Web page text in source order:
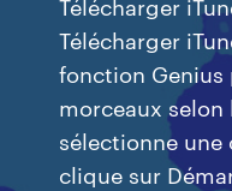
Télécharger
fonction Genius
morceaux
sélectionne
clique sur